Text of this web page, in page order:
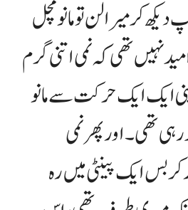
دیکھ کر میرا لن تو مانو مچل
نہیں تھی کہ نمی اتنی گرم
ایک ایک حرکت سے مانو
تھی۔ اور پھر نمی
بس ایک پینٹی میں رہ